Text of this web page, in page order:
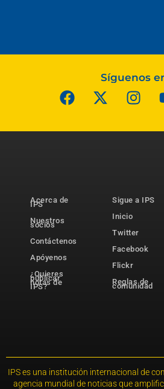
Síguenos
Acerca de
IPS
Nuestros
socios
Contáctenos
Apóyenos
¿Quieres
publicar
notas de
IPS?
Sigue a IPS
Inicio
Twitter
Facebook
Flickr
Reglas de
comunidad
IPS es una institución internacional de
agencia mundial de noticias que